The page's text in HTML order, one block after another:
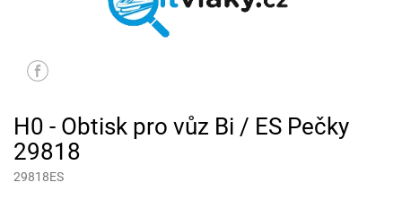
H0 - Obtisk pro vůz Bi / ES Pečky
29818
29818ES